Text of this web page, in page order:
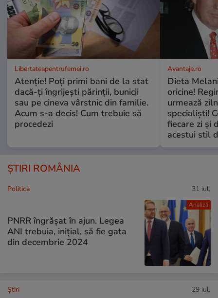
Libertateapentrufemei.ro
Atenție! Poți primi bani de la stat
dacă-ți îngrijești părinții, bunicii
sau pe cineva vârstnic din familie.
Acum s-a decis! Cum trebuie să
procedezi
Avantaje.ro
Dieta
oricine!
urmează
specialiști!
fiecare zi și
acestui stil
ȘTIRI ROMÂNIA
Analiză
Politică 31 iul.
PNRR îngrășat în ajun. Legea
ANI trebuia, inițial, să fie gata
din decembrie 2024
Ştiri 29 iul.